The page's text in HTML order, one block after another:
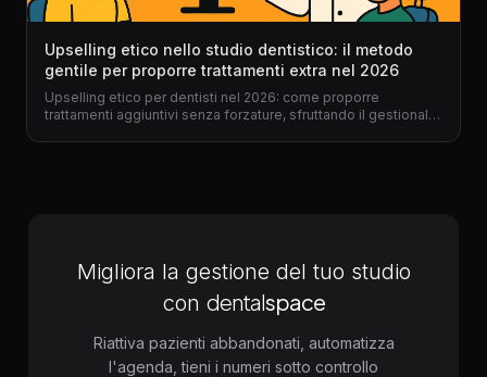
Upselling etico nello studio dentistico: il metodo
gentile per proporre trattamenti extra nel 2026
Upselling etico per dentisti nel 2026: come proporre
trattamenti aggiuntivi senza forzature, sfruttando il gestionale
Migliora la gestione del tuo studio
con dentalspace
Riattiva pazienti abbandonati, automatizza
l'agenda, tieni i numeri sotto controllo